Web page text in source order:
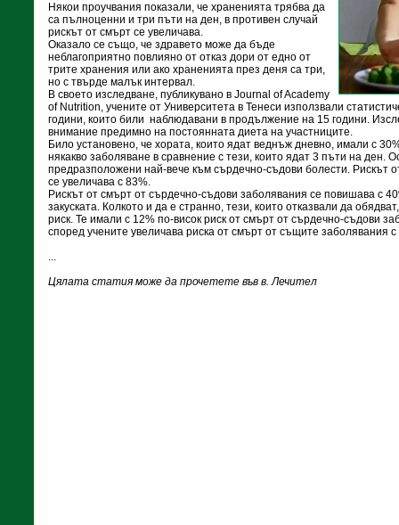
Някои проучвания показали, че храненията трябва да
са пълноценни и три пъти на ден, в противен случай
рискът от смърт се увеличава.
Оказало се също, че здравето може да бъде
неблагоприятно повлияно от отказ дори от едно от
трите хранения или ако храненията през деня са три,
но с твърде малък интервал.
В своето изследване, публикувано в Journal of Academy
of Nutrition, учените от Университета в Тенеси използвали
години, които били наблюдавани в продължение на 15 години.
внимание предимно на постоянната диета на участниците.
Било установено, че хората, които ядат веднъж дневно, имали с
някакво заболяване в сравнение с тези, които ядат 3 пъти на ден.
предразположени най-вече към сърдечно-съдови болести. Рискът
се увеличава с 83%.
Рискът от смърт от сърдечно-съдови заболявания се повишава с
закуската. Колкото и да е странно, тези, които отказвали да
риск. Те имали с 12% по-висок риск от смърт от сърдечно-съдови
според учените увеличава риска от смърт от същите заболявания с
...
Цялата статия може да прочетете във в. Лечител